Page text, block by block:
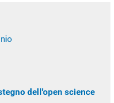
dell'open science